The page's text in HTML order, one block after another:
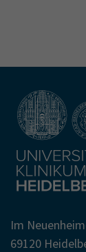
Im
69120